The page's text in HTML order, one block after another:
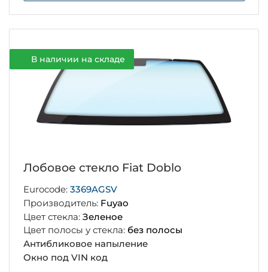
В наличии на складе
Лобовое стекло Fiat Doblo
Eurocode: 3369AGSV
Производитель: Fuyao
Цвет стекла: Зеленое
Цвет полосы у стекла: без полосы
Антибликовое напыление
Окно под VIN код